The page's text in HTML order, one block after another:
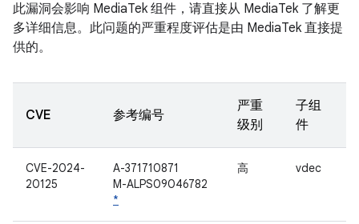
此漏洞会影响 MediaTek 组件，请直接从 MediaTek 了解更
多详细信息。此问题的严重程度评估是由 MediaTek 直接提
供的。
CVE 参考编号
严重
级别
子组
件
CVE-2024-
20125
A-371710871
M-ALPS09046782
*
高 vdec